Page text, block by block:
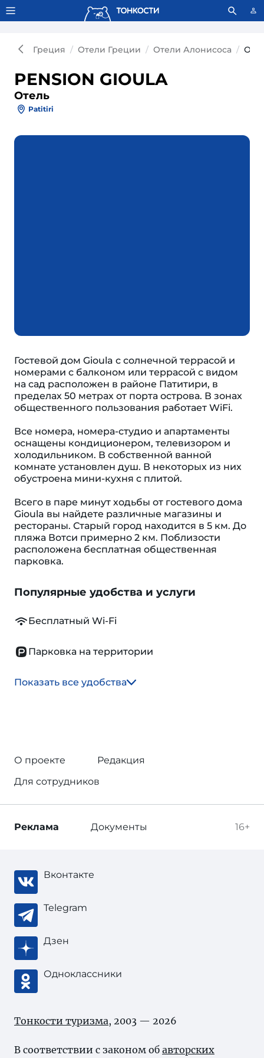
Тонкости используют сookie-файлы. Что это значит?
Греция Отели Греции Отели Алонисоса
PENSION GIOULA
Отель
Patitiri
Гостевой дом Gioula с солнечной террасой и
номерами с балконом или террасой с видом
на сад расположен в районе Патитири, в
пределах 50 метрах от порта острова. В зонах
общественного пользования работает WiFi.
Все номера, номера-студио и апартаменты
оснащены кондиционером, телевизором и
холодильником. В собственной ванной
комнате установлен душ. В некоторых из них
обустроена мини-кухня с плитой.
Всего в паре минут ходьбы от гостевого дома
Gioula вы найдете различные магазины и
рестораны. Старый город находится в 5 км. До
пляжа Вотси примерно 2 км. Поблизости
расположена бесплатная общественная
парковка.
Популярные удобства и услуги
Бесплатный Wi-Fi
Парковка на территории
Показать все удобства
О проекте
Редакция
Для сотрудников
16+
Реклама Документы
Вконтакте
Telegram
Дзен
Одноклассники
Тонкости туризма, 2003 — 2026
В соответствии с законом об авторских